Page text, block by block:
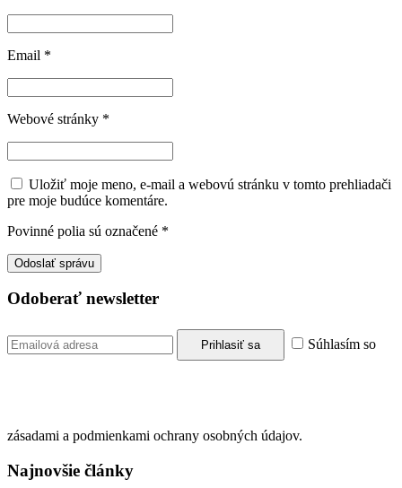
Email *
Webové stránky *
Uložiť moje meno, e-mail a webovú stránku v tomto prehliadači
pre moje budúce komentáre.
Povinné polia sú označené *
Odoberať newsletter
Súhlasím so
zásadami a podmienkami ochrany osobných údajov.
Najnovšie články